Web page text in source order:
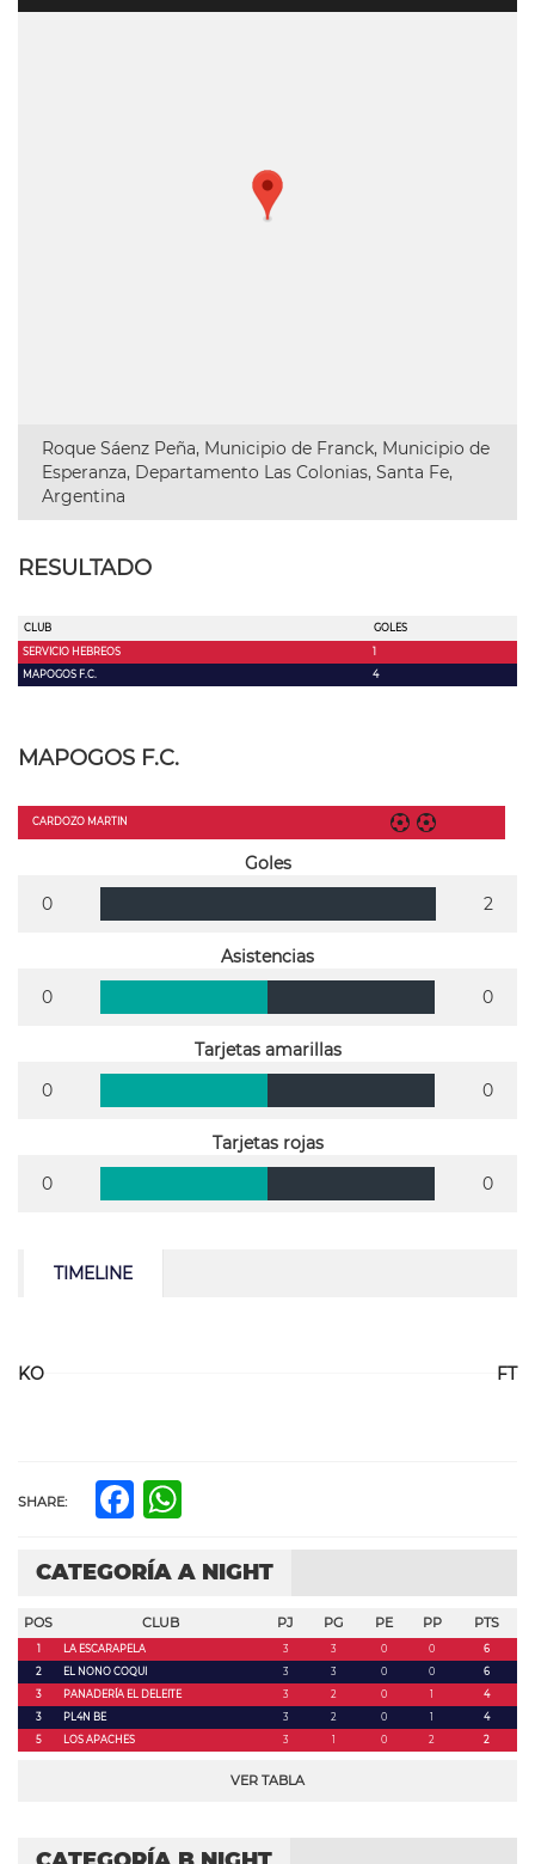
Roque Sáenz Peña, Municipio de Franck, Municipio de
Esperanza, Departamento Las Colonias, Santa Fe,
Argentina
RESULTADO
CLUB
GOLES
SERVICIO HEBREOS
1
MAPOGOS F.C.
4
MAPOGOS F.C.
CARDOZO MARTIN
Goles
0
2
Asistencias
0
0
Tarjetas amarillas
0
0
Tarjetas rojas
0
0
TIMELINE
KO FT
SHARE: Facebook
CATEGORÍA A NIGHT
POS CLUB PJ PG PE PP PTS
1 LA ESCARAPELA 3 3 0 0
6
2
EL NONO COQUI 3 3 0 0
6
3
PANADERÍA EL DELEITE 3 2 0 1
4
3
PL4N BE 3 2 0 1
4
5
LOS APACHES 3 1 0 2 2
VER TABLA